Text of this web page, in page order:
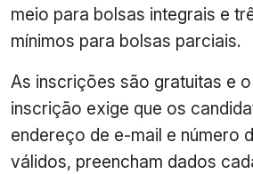
meio para bolsas integrais e
mínimos para bolsas parciais.
As inscrições são gratuitas e
inscrição exige que os
endereço de e-mail e número
válidos, preencham dados